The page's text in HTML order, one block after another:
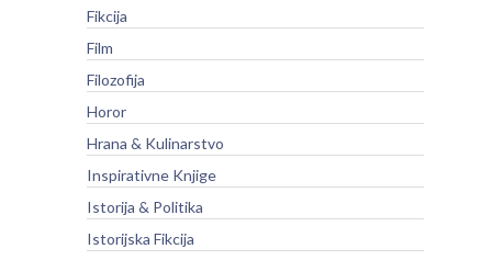
Fikcija
Film
Filozofija
Horor
Hrana & Kulinarstvo
Inspirativne Knjige
Istorija & Politika
Istorijska Fikcija